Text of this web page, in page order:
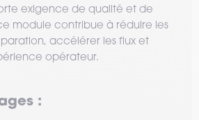
exigence de qualité et de
module contribue à réduire les
accélérer les flux et
opérateur.
: